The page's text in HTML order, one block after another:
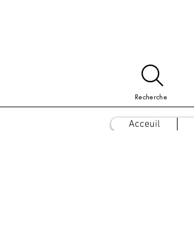
Recherche
Acceuil